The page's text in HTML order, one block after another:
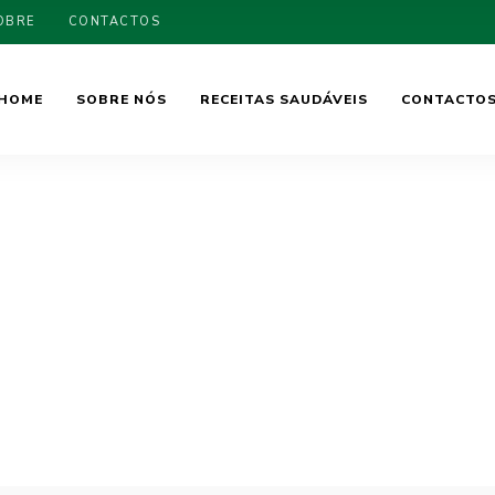
CONTACTOS
SOBRE NÓS RECEITAS SAUDÁVEIS